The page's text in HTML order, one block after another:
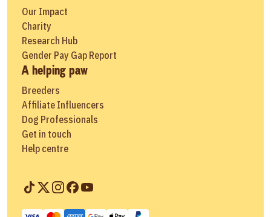
Our Impact
Charity
Research Hub
Gender Pay Gap Report
A helping paw
Breeders
Affiliate Influencers
Dog Professionals
Get in touch
Help centre